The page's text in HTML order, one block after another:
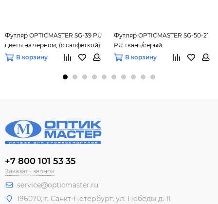
Футляр OPTICMASTER SG-39 PU
цветы на чёрном, (с салфеткой)
В корзину
Футляр OPTICMASTER SG-50-21
PU ткань/серый
В корзину
+7 800 101 53 35
Заказать звонок
service@opticmaster.ru
196070, г. Санкт-Петербург, ул. Победы д. 11